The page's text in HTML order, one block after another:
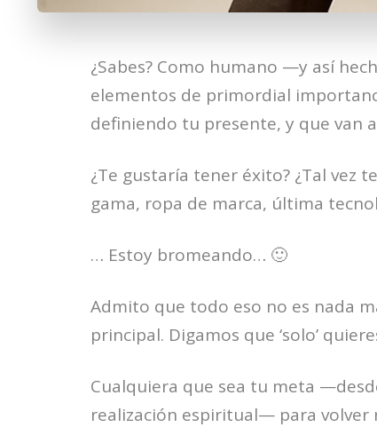
¿Sabes? Como humano —y así
elementos de primordial
definiendo tu presente, y que van
¿Te gustaría tener éxito? ¿Tal vez
gama, ropa de marca, última
… Estoy bromeando… 🙂
Admito que todo eso no es nada
principal. Digamos que ‘solo’
Cualquiera que sea tu meta
realización espiritual— para volver